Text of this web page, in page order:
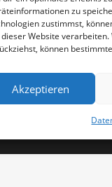
zu
zustimmst,
Website
können
Akzeptieren
wurden von